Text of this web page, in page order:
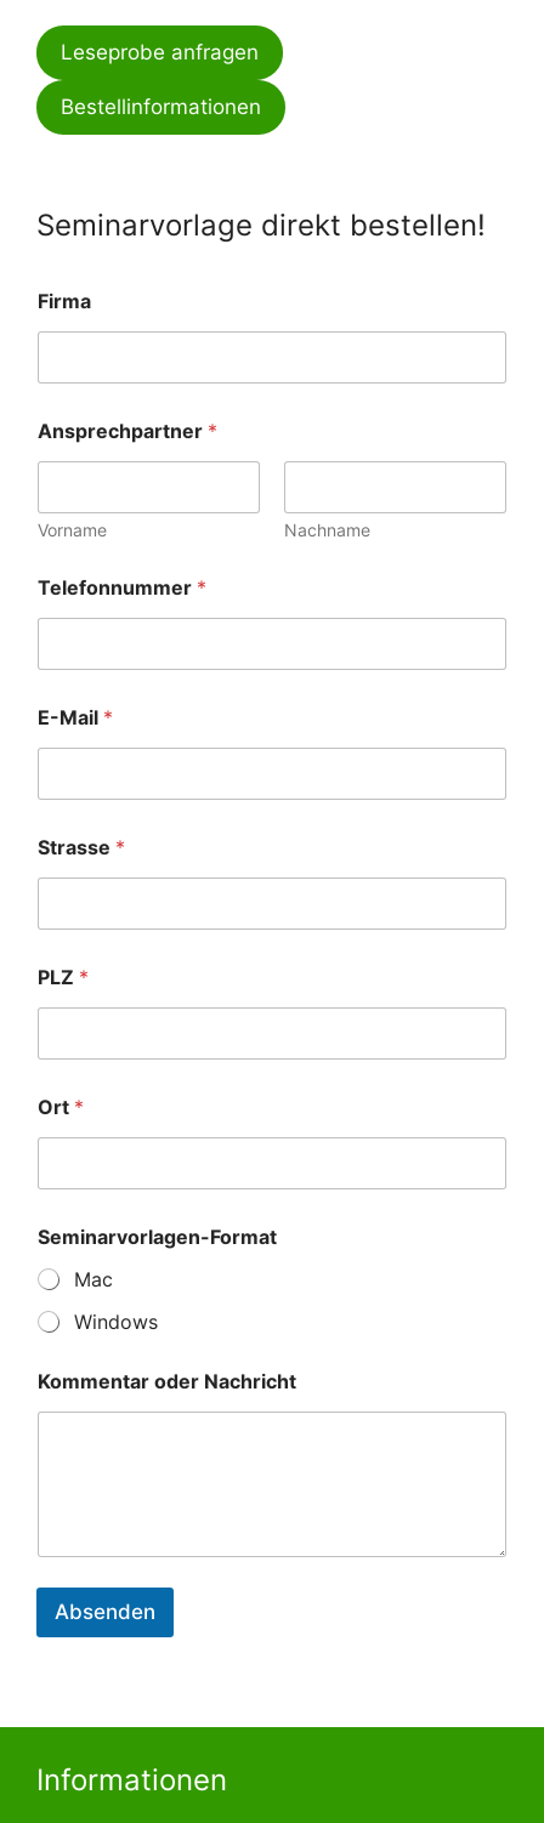
Leseprobe anfragen
Bestellinformationen
Seminarvorlage direkt bestellen!
Firma
Ansprechpartner *
Vorname Nachname
Telefonnummer *
E-Mail *
Strasse *
PLZ *
Ort *
Seminarvorlagen-Format
Mac
Windows
Kommentar oder Nachricht
Absenden
Informationen